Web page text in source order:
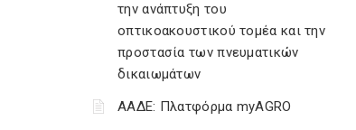
την ανάπτυξη του
οπτικοακουστικού τομέα και την
προστασία των πνευματικών
δικαιωμάτων
ΑΑΔΕ: Πλατφόρμα myAGRO